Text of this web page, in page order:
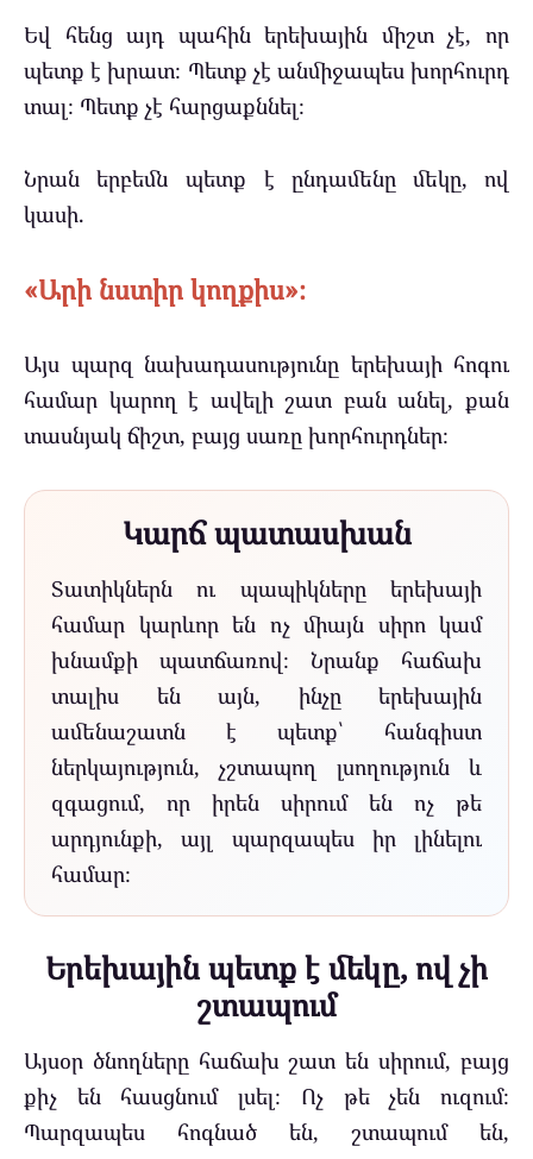
Եվ հենց այդ պահին երեխային միշտ չէ, որ
պետք է խրատ։ Պետք չէ անմիջապես խորհուրդ
տալ։ Պետք չէ հարցաքննել։
Նրան երբեմն պետք է ընդամենը մեկը, ով
կասի.
«Արի նստիր կողքիս»։
Այս պարզ նախադասությունը երեխայի հոգու
համար կարող է ավելի շատ բան անել, քան
տասնյակ ճիշտ, բայց սառը խորհուրդներ։
Կարճ պատասխան
Տատիկներն ու պապիկները երեխայի
համար կարևոր են ոչ միայն սիրո կամ
խնամքի պատճառով։ Նրանք հաճախ
տալիս են այն, ինչը երեխային
ամենաշատն է պետք՝ հանգիստ
ներկայություն, չշտապող լսողություն և
զգացում, որ իրեն սիրում են ոչ թե
արդյունքի, այլ պարզապես իր լինելու
համար։
Երեխային պետք է մեկը, ով չի
շտապում
Այսօր ծնողները հաճախ շատ են սիրում, բայց
քիչ են հասցնում լսել։ Ոչ թե չեն ուզում։
Պարզապես հոգնած են, շտապում են,